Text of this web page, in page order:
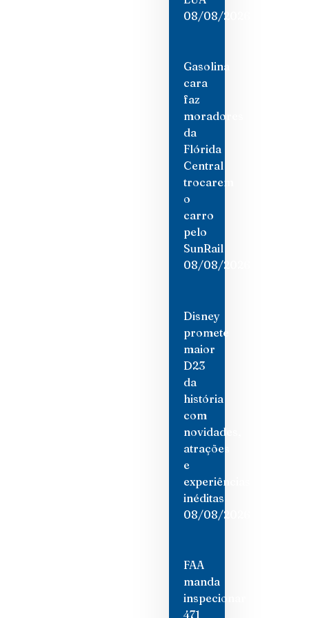
08/08/2026
Gasolina
cara
faz
moradores
da
Flórida
Central
trocarem
o
carro
pelo
SunRail
08/08/2026
Disney
promete
maior
D23
da
história
com
novidades,
atrações
e
experiências
inéditas
08/08/2026
FAA
manda
inspecionar
471